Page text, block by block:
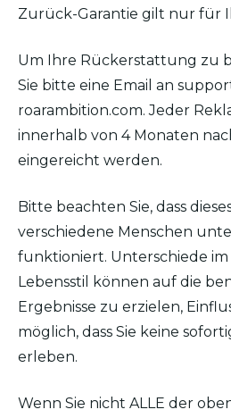
Zurück-Garantie gilt nur für
Um Ihre Rückerstattung zu
Sie bitte eine Email an
roarambition.com. Jeder
innerhalb von 4 Monaten
eingereicht werden.
Bitte beachten Sie, dass
verschiedene Menschen
funktioniert. Unterschiede
Lebensstil können auf die
Ergebnisse zu erzielen,
möglich, dass Sie keine
erleben.
Wenn Sie nicht ALLE der